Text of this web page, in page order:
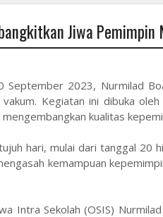
Jiwa Pemimpin
2023, Nurmilad
Kegiatan ini dibuka
kualitas
hari, mulai dari tanggal 20
kemampuan
Intra Sekolah (OSIS)